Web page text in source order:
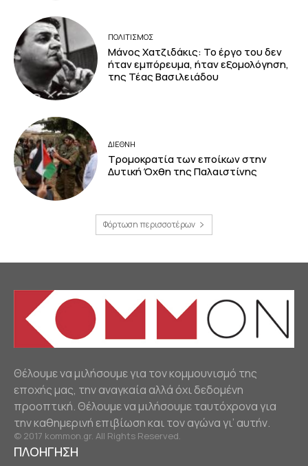
ΠΟΛΙΤΙΣΜΟΣ
Μάνος Χατζιδάκις: Το έργο του δεν
ήταν εμπόρευμα, ήταν εξομολόγηση,
της Τέας Βασιλειάδου
ΔΙΕΘΝΗ
Τρομοκρατία των εποίκων στην
Δυτική Όχθη της Παλαιστίνης
Φόρτωση περισσοτέρων
Θέλουμε να μιλήσουμε για τον κομμουνισμό της
εποχής μας, την αναγκαία αλλά όχι δεδομένη
προοπτική. Θέλουμε να μιλήσουμε ταυτόχρονα για
την καθημερινή επιβίωση και τον αγώνα γι’ αυτήν.
© 2017 kommon.gr. All Rights Reserved.
ΠΛΟΗΓΗΣΗ